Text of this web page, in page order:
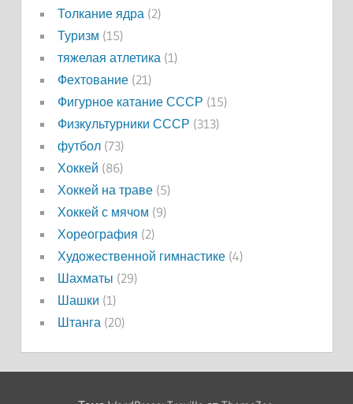
Толкание ядра (2)
Туризм (15)
тяжелая атлетика (1)
Фехтование(21)
Фигурное катание СССР (15)
Физкультурники СССР (313)
футбол(73)
Хоккей (86)
Хоккей на траве(5)
Хоккей с мячом (9)
Хореография (2)
Художественной гимнастике(4)
Шахматы (29)
Шашки (1)
Штанга (20)